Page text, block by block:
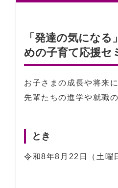
「発達の気にな
めの子育て応援セ
お子さまの成長や将来
先輩たちの進学や就職
とき
令和8年8月22日（土